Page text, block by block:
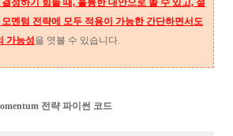
정하기 힘들 때, 훌륭한 대안으로 쓸 수 있고, 절
멘텀 전략에 모두 적용이 가능한 간단하면서도
가능성을 엿볼 수 있습니다.
전략 파이썬 코드